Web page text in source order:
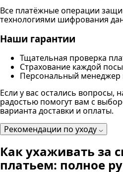
Все платёжные операции
технологиями шифрования
Наши гарантии
Тщательная проверка
Страхование каждой
Персональный менеджер
Если у вас остались вопросы,
радостью помогут вам с
варианта доставки и оплаты.
Рекомендации по уходу
Как ухаживать за
платьем: полное